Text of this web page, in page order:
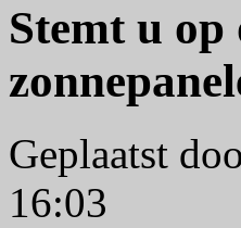
Stemt u op
Geplaatst
16:03